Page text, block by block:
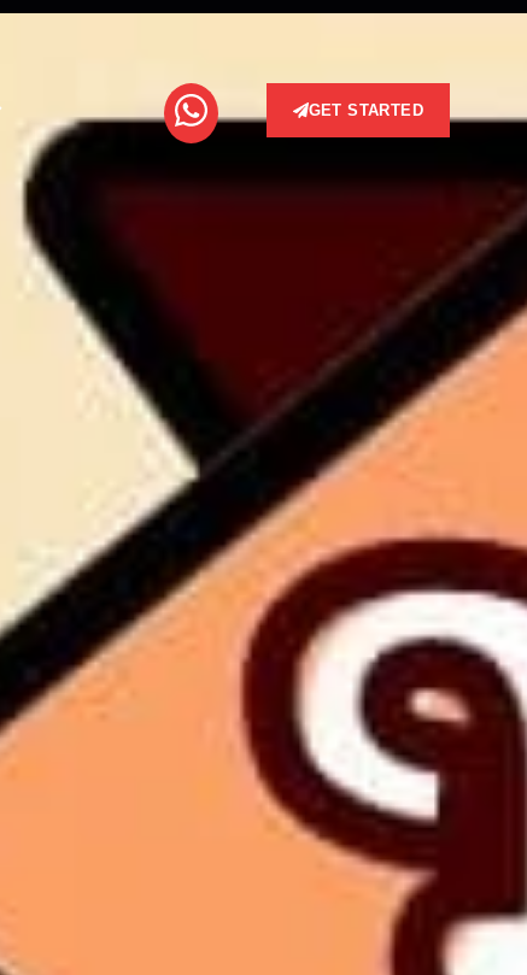
GET STARTED